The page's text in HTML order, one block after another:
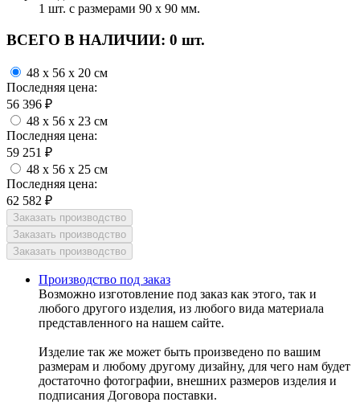
1 шт. с размерами 90 х 90 мм.
ВСЕГО В НАЛИЧИИ: 0 шт.
48 x 56 x 20 см
Последняя цена:
56 396 ₽
48 x 56 x 23 см
Последняя цена:
59 251 ₽
48 x 56 x 25 см
Последняя цена:
62 582 ₽
Производство под заказ
Возможно изготовление под заказ как этого, так и
любого другого изделия, из любого вида материала
представленного на нашем сайте.
Изделие так же может быть произведено по вашим
размерам и любому другому дизайну, для чего нам будет
достаточно фотографии, внешних размеров изделия и
подписания Договора поставки.